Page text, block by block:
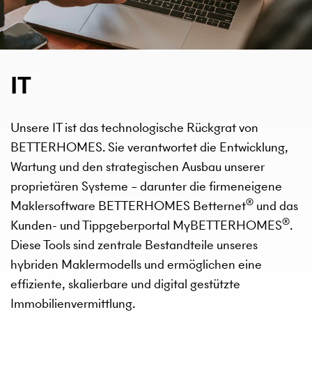
IT
Unsere IT ist das technologische Rückgrat von
BETTERHOMES. Sie verantwortet die Entwicklung,
Wartung und den strategischen Ausbau unserer
proprietären Systeme – darunter die firmeneigene
Maklersoftware BETTERHOMES Betternet® und das
Kunden- und Tippgeberportal MyBETTERHOMES®.
Diese Tools sind zentrale Bestandteile unseres
hybriden Maklermodells und ermöglichen eine
effiziente, skalierbare und digital gestützte
Immobilienvermittlung.